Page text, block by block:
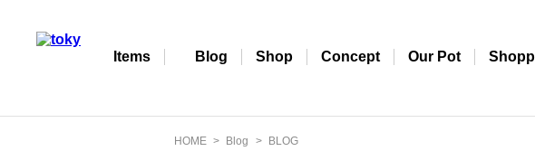
Items Blog Shop Concept Our Pot
HOME Blog BLOG